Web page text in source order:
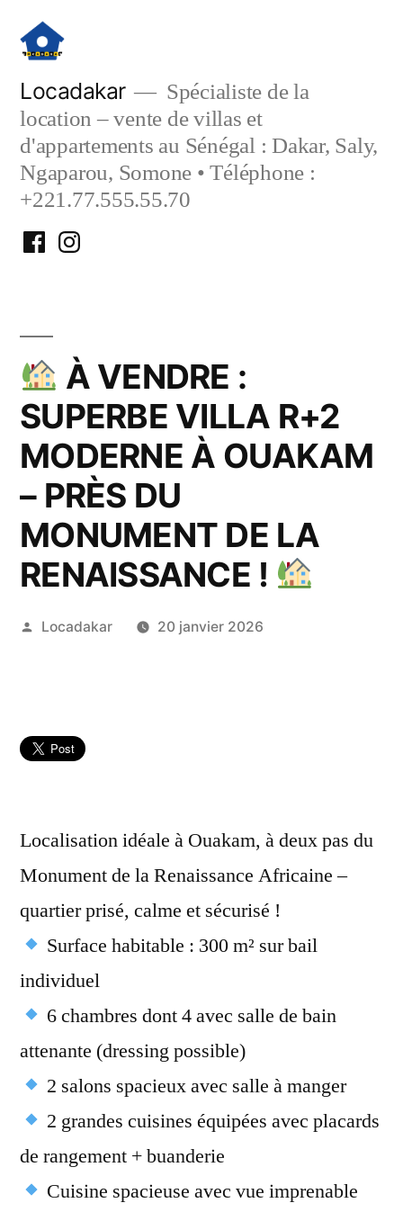
contenu
Locadakar
Spécialiste de la
location – vente de villas et
d'appartements au Sénégal : Dakar, Saly,
Ngaparou, Somone • Téléphone :
+221.77.555.55.70
FacebookInstagram
À VENDRE :
SUPERBE VILLA R+2
MODERNE À OUAKAM
– PRÈS DU
MONUMENT DE LA
RENAISSANCE !
Publié
Locadakar 20 janvier 2026
Localisation idéale à Ouakam, à deux pas du
Monument de la Renaissance Africaine –
quartier prisé, calme et sécurisé !
Surface habitable : 300 m² sur bail
individuel
6 chambres dont 4 avec salle de bain
attenante (dressing possible)
2 salons spacieux avec salle à manger
2 grandes cuisines équipées avec placards
de rangement + buanderie
Cuisine spacieuse avec vue imprenable